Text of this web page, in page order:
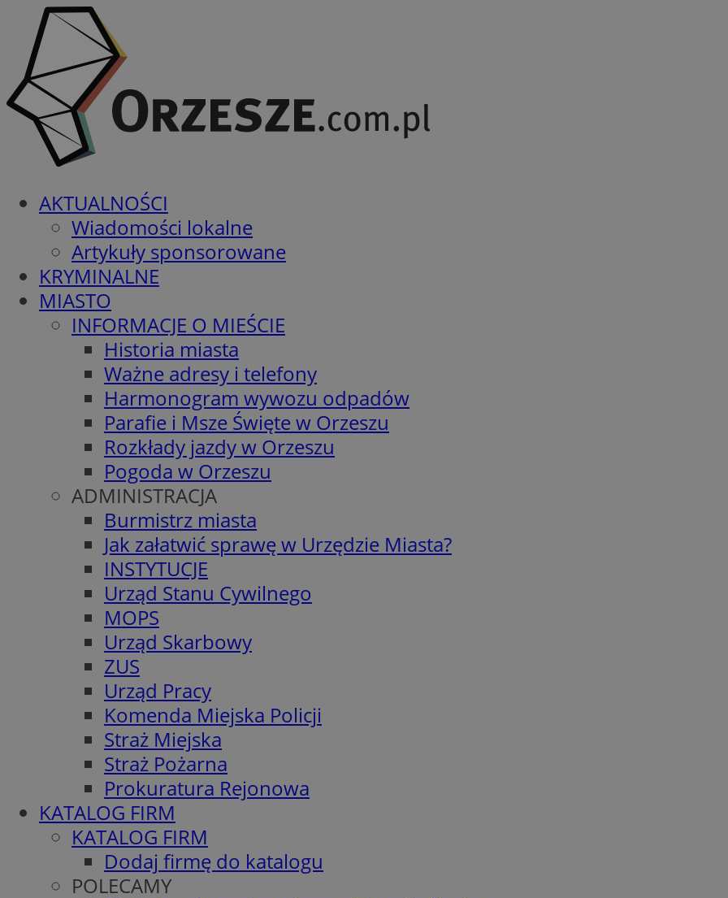
AKTUALNOŚCI
Wiadomości lokalne
Artykuły sponsorowane
KRYMINALNE
MIASTO
INFORMACJE O MIEŚCIE
Historia miasta
Ważne adresy i telefony
Harmonogram wywozu odpadów
Parafie i Msze Święte w Orzeszu
Rozkłady jazdy w Orzeszu
Pogoda w Orzeszu
ADMINISTRACJA
Burmistrz miasta
Jak załatwić sprawę w Urzędzie Miasta?
INSTYTUCJE
Urząd Stanu Cywilnego
MOPS
Urząd Skarbowy
ZUS
Urząd Pracy
Komenda Miejska Policji
Straż Miejska
Straż Pożarna
Prokuratura Rejonowa
KATALOG FIRM
KATALOG FIRM
Dodaj firmę do katalogu
POLECAMY